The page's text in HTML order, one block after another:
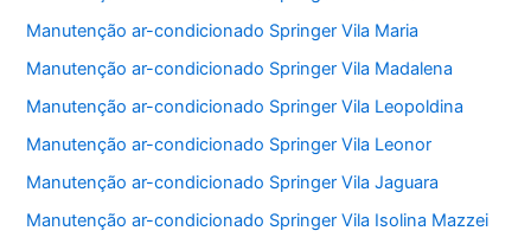
Manutenção ar-condicionado Springer Vila Maria
Manutenção ar-condicionado Springer Vila Madalena
Manutenção ar-condicionado Springer Vila Leopoldina
Manutenção ar-condicionado Springer Vila Leonor
Manutenção ar-condicionado Springer Vila Jaguara
Manutenção ar-condicionado Springer Vila Isolina Mazzei